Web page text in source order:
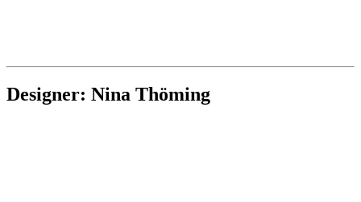
Designer: Nina Thöming